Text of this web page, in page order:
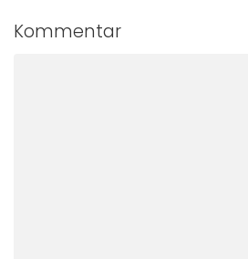
Kommentar